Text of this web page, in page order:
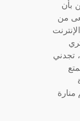
بأن
من
تجدني